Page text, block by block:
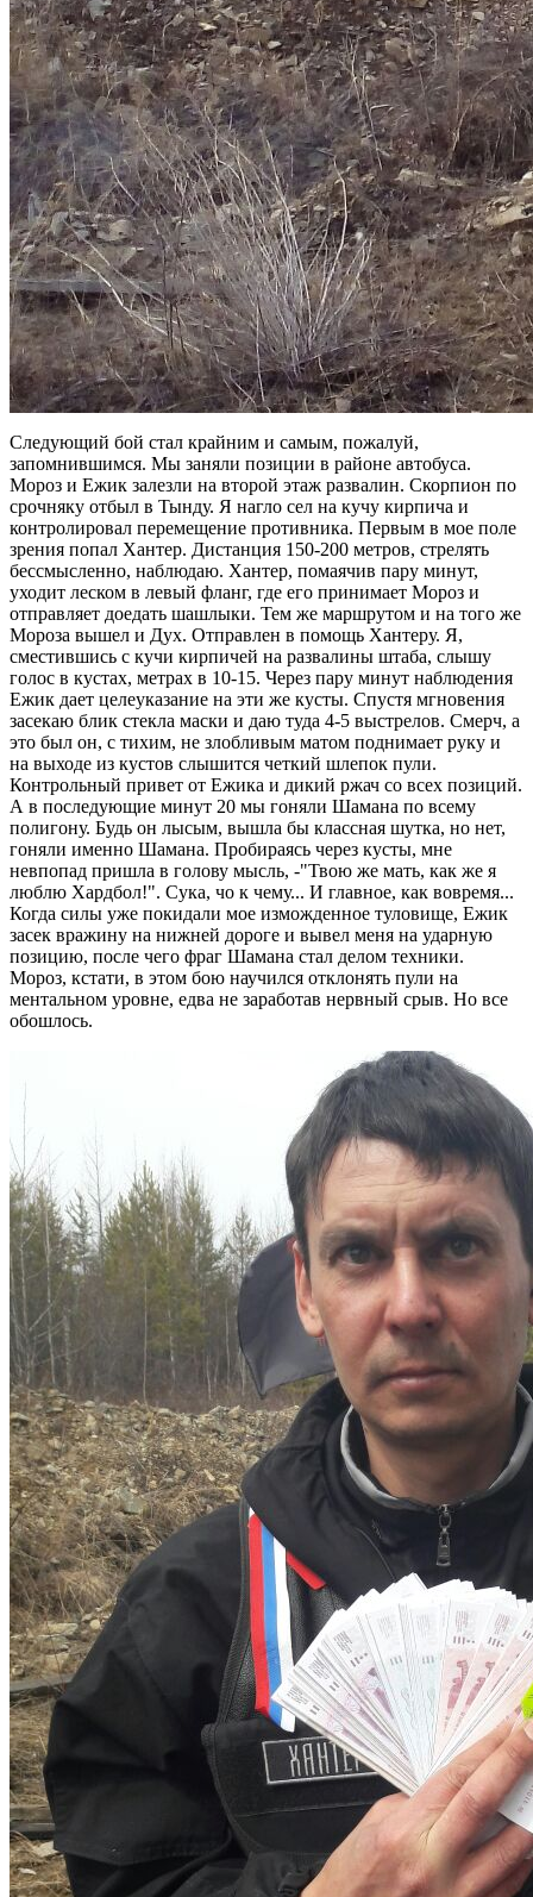
Следующий бой стал крайним и самым, пожалуй,
запомнившимся. Мы заняли позиции в районе автобуса.
Мороз и Ежик залезли на второй этаж развалин. Скорпион по
срочняку отбыл в Тынду. Я нагло сел на кучу кирпича и
контролировал перемещение противника. Первым в мое поле
зрения попал Хантер. Дистанция 150-200 метров, стрелять
бессмысленно, наблюдаю. Хантер, помаячив пару минут,
уходит леском в левый фланг, где его принимает Мороз и
отправляет доедать шашлыки. Тем же маршрутом и на того же
Мороза вышел и Дух. Отправлен в помощь Хантеру. Я,
сместившись с кучи кирпичей на развалины штаба, слышу
голос в кустах, метрах в 10-15. Через пару минут наблюдения
Ежик дает целеуказание на эти же кусты. Спустя мгновения
засекаю блик стекла маски и даю туда 4-5 выстрелов. Смерч, а
это был он, с тихим, не злобливым матом поднимает руку и
на выходе из кустов слышится четкий шлепок пули.
Контрольный привет от Ежика и дикий ржач со всех позиций.
А в последующие минут 20 мы гоняли Шамана по всему
полигону. Будь он лысым, вышла бы классная шутка, но нет,
гоняли именно Шамана. Пробираясь через кусты, мне
невпопад пришла в голову мысль, -"Твою же мать, как же я
люблю Хардбол!". Сука, чо к чему... И главное, как вовремя...
Когда силы уже покидали мое изможденное туловище, Ежик
засек вражину на нижней дороге и вывел меня на ударную
позицию, после чего фраг Шамана стал делом техники.
Мороз, кстати, в этом бою научился отклонять пули на
ментальном уровне, едва не заработав нервный срыв. Но все
обошлось.